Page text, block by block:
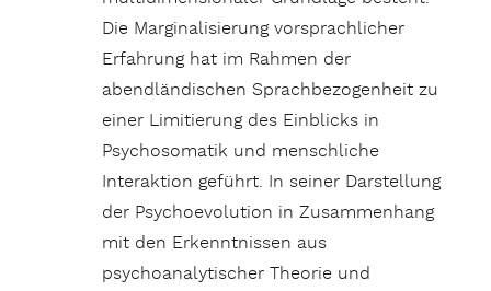
Die Marginalisierung vorsprachlicher
Erfahrung hat im Rahmen der
abendländischen Sprachbezogenheit zu
einer Limitierung des Einblicks in
Psychosomatik und menschliche
Interaktion geführt. In seiner Darstellung
der Psychoevolution in Zusammenhang
mit den Erkenntnissen aus
psychoanalytischer Theorie und